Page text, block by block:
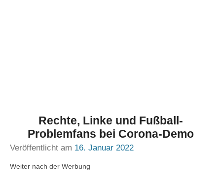
Rechte, Linke und Fußball-
Problemfans bei Corona-Demo
Veröffentlicht am 16. Januar 2022
Weiter nach der Werbung